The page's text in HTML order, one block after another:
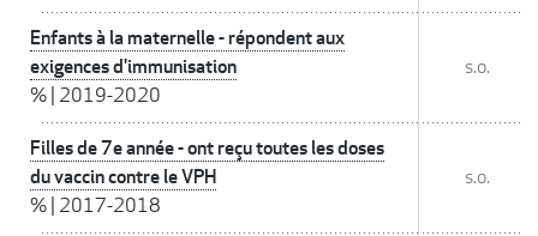
Enfants à la maternelle - répondent aux
exigences d'immunisation
% 2019-2020
s.o.
Filles de 7e année - ont reçu toutes les doses
du vaccin contre le VPH
% 2017-2018
s.o.